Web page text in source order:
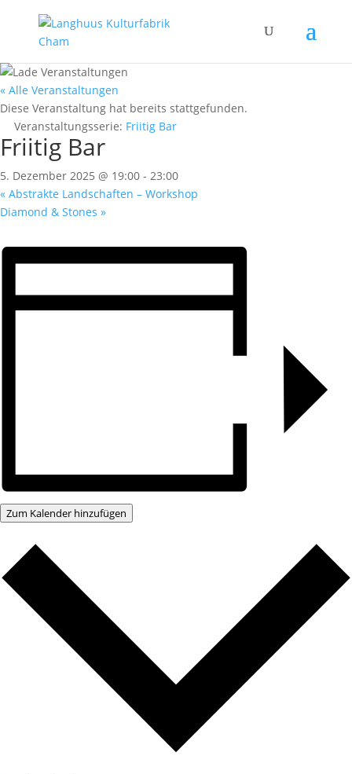
« Alle Veranstaltungen
Diese Veranstaltung hat bereits stattgefunden.
Veranstaltungsserie: Friitig Bar
Friitig Bar
5. Dezember 2025 @ 19:00 - 23:00
« Abstrakte Landschaften – Workshop
Diamond & Stones »
Zum Kalender hinzufügen